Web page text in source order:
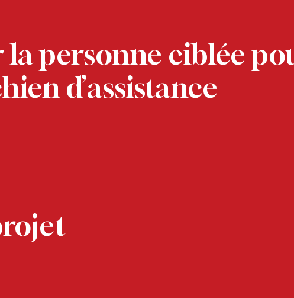
personne ciblée
d’assistance